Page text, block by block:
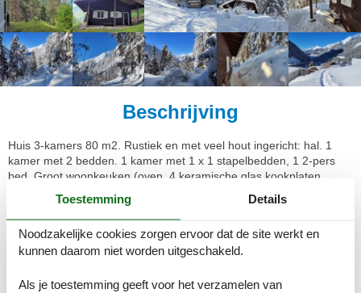
Beschrijving
Huis 3-kamers 80 m2. Rustiek en met veel hout ingericht: hal. 1
kamer met 2 bedden. 1 kamer met 1 x 1 stapelbedden, 1 2-pers
bed. Groot woonkeuken (oven, 4 keramische glas kookplaten,
pads voor de koffiemachine (Erstausstattung)) met 1 2-pers
divanbed (1 x 150 cm, lengte 180 cm), eethoek en TV (Flatscreen
TV), stereo-installatie en elektrische verwarming. Douche, aparte
WC. Elektrische verwarming. Houten vloeren. Groot terras, op het
brandblusser.
Toestemming Details
Noodzakelijke cookies zorgen ervoor dat de site werkt en
kunnen daarom niet worden uitgeschakeld.
Als je toestemming geeft voor het verzamelen van